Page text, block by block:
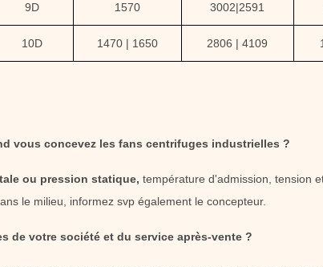
9D 1570 3002|2591
10D 1470 | 1650 2806 | 4109
vous concevez les fans centrifuges industrielles ?
ou pression statique, température d'admission, tension
le milieu, informez svp également le concepteur.
de votre société et du service après-vente ?